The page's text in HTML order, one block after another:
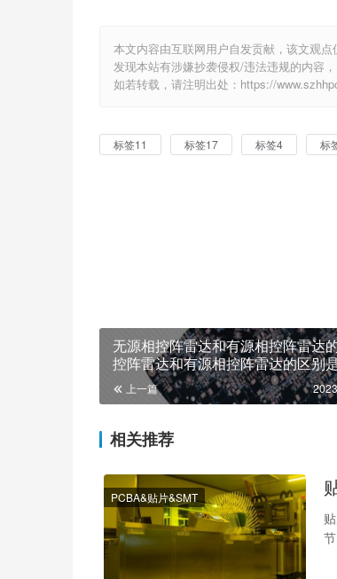
本文内容由互联网用户自发贡献，该文观
发现本站有涉嫌抄袭侵权/违法违规的内容
如若转载，请注明出处：https://
标签11 标签17 标签4 标
无源相控阵雷达和有源相控阵雷达
控阵雷达和有源相控阵雷达的区别
上一篇
相关推荐
PCBA&贴片&SMT